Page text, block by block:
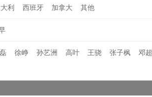
利 西班牙 加拿大 其他
徐峥 孙艺洲 高叶 王骁 张子枫 邓超